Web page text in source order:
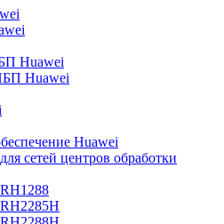
Huawei
Huawei
Huawei
сетей центров обработки